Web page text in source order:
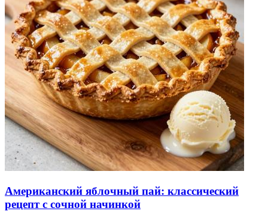
Американский яблочный пай: классический
рецепт с сочной начинкой